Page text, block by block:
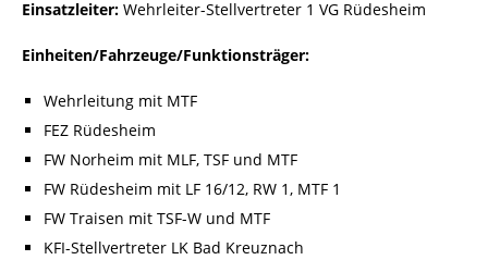
Einsatzleiter: Wehrleiter-Stellvertreter 1 VG Rüdesheim
Einheiten/Fahrzeuge/Funktionsträger:
Wehrleitung mit MTF
FEZ Rüdesheim
FW Norheim mit MLF, TSF und MTF
FW Rüdesheim mit LF 16/12, RW 1, MTF 1
FW Traisen mit TSF-W und MTF
KFI-Stellvertreter LK Bad Kreuznach